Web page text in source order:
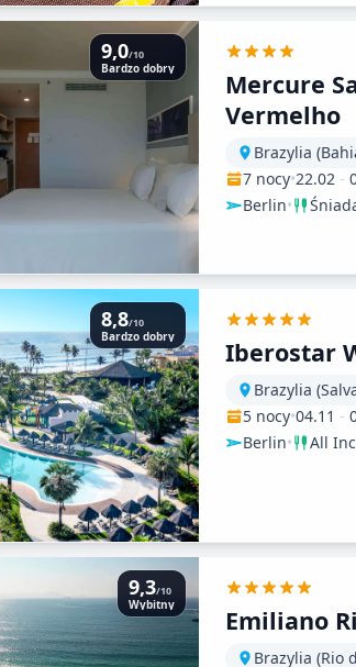
9,0/10
Bardzo dobry
Mercure
Vermelho
Brazylia
7 nocy•22.02 -
Berlin•
8,8/10
Bardzo dobry Iberostar
Brazylia
5 nocy•04.11 -
Berlin• All
9,3/10
Wybitny Emiliano
Brazylia (Rio